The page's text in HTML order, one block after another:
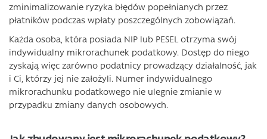
zminimalizowanie ryzyka błędów popełnianych przez
płatników podczas wpłaty poszczególnych zobowiązań.
Każda osoba, która posiada NIP lub PESEL otrzyma swój
indywidualny mikrorachunek podatkowy. Dostęp do niego
zyskają więc zarówno podatnicy prowadzący działalność, jak
i Ci, którzy jej nie założyli. Numer indywidualnego
mikrorachunku podatkowego nie ulegnie zmianie w
przypadku zmiany danych osobowych.